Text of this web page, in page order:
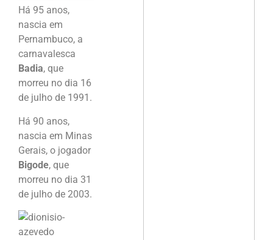
Há 95 anos,
nascia em
Pernambuco, a
carnavalesca
Badia, que
morreu no dia 16
de julho de 1991.
Há 90 anos,
nascia em Minas
Gerais, o jogador
Bigode, que
morreu no dia 31
de julho de 2003.